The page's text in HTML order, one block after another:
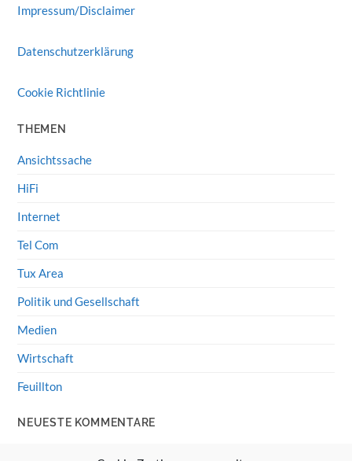
Impressum/Disclaimer
Datenschutzerklärung
Cookie Richtlinie
THEMEN
Ansichtssache
HiFi
Internet
Tel Com
Tux Area
Politik und Gesellschaft
Medien
Wirtschaft
Feuillton
NEUESTE KOMMENTARE